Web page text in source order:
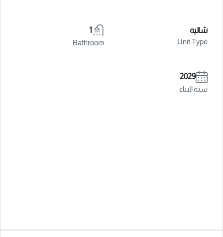
شاليه
Unit Type
1
Bathroom
2029
سنة البناء